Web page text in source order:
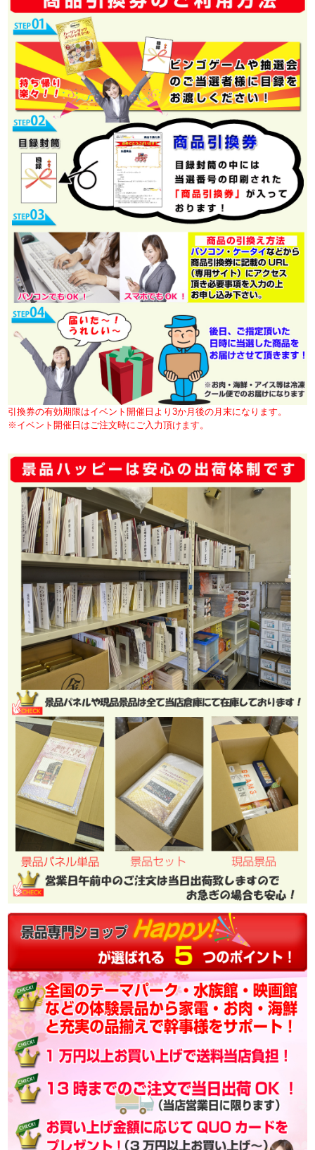
■商品内容
Dyson Digital Slim Origin SV18FFOR2
充電時間 約3.5時間
充電使用時間 強モード／約5分、エコモード／約40分
★★★A3景品パネル&目録でお届けします★★★
引換券の有効期限はイベント開催日より3か月後の月末になります。
※イベント開催日はご注文時にご入力頂けます。